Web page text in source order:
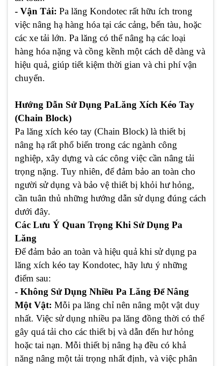
- Vận Tải: Pa lăng Kondotec rất hữu ích trong
việc nâng hạ hàng hóa tại các cảng, bến tàu, hoặc
các xe tải lớn. Pa lăng có thể nâng hạ các loại
hàng hóa nặng và cồng kềnh một cách dễ dàng và
hiệu quả, giúp tiết kiệm thời gian và chi phí vận
chuyển.
Hướng Dẫn Sử Dụng PaLăng Xích Kéo Tay
(Chain Block)
Pa lăng xích kéo tay (Chain Block) là thiết bị
nâng hạ rất phổ biến trong các ngành công
nghiệp, xây dựng và các công việc cần nâng tải
trọng nặng. Tuy nhiên, để đảm bảo an toàn cho
người sử dụng và bảo vệ thiết bị khỏi hư hỏng,
cần tuân thủ những hướng dẫn sử dụng đúng cách
dưới đây.
Các Lưu Ý Quan Trọng Khi Sử Dụng Pa
Lăng
Để đảm bảo an toàn và hiệu quả khi sử dụng pa
lăng xích kéo tay Kondotec, hãy lưu ý những
điểm sau:
- Không Sử Dụng Nhiều Pa Lăng Để Nâng
Một Vật: Mỗi pa lăng chỉ nên nâng một vật duy
nhất. Việc sử dụng nhiều pa lăng đồng thời có thể
gây quá tải cho các thiết bị và dẫn đến hư hỏng
hoặc tai nạn. Mỗi thiết bị nâng hạ đều có khả
năng nâng một tải trọng nhất định, và việc phân